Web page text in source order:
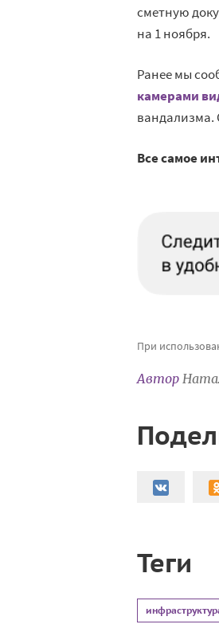
сметную
на 1 ноября.
Ранее мы
камерами
вандализма.
Все самое
При
Автор
Теги